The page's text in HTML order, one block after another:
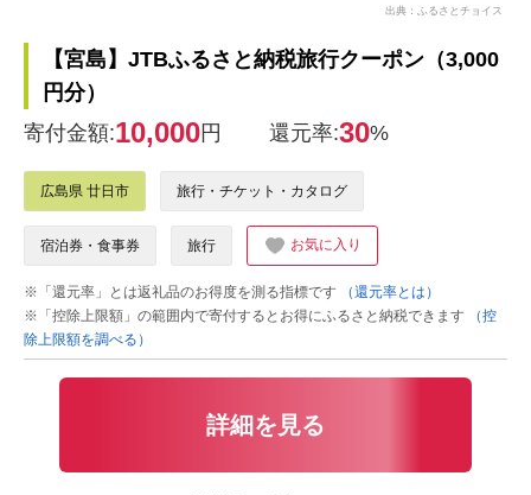
出典：ふるさとチョイス
【宮島】JTBふるさと納税旅行クーポン（3,000
円分）
寄付金額:10,000円 還元率:30%
広島県 廿日市 旅行・チケット・カタログ
宿泊券・食事券 旅行 お気に入り
※「還元率」とは返礼品のお得度を測る指標です
（還元率とは）
※「控除上限額」の範囲内で寄付するとお得にふるさと納税できます
（控
除上限額を調べる）
詳細を見る